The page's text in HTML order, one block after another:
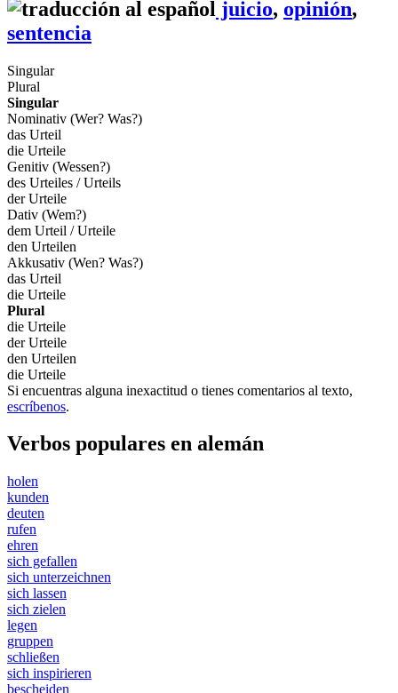
juicio, opinión,
sentencia
Singular
Plural
Singular
Nominativ (Wer? Was?)
das Urteil
die Urteile
Genitiv (Wessen?)
des Urteiles / Urteils
der Urteile
Dativ (Wem?)
dem Urteil / Urteile
den Urteilen
Akkusativ (Wen? Was?)
das Urteil
die Urteile
Plural
die Urteile
der Urteile
den Urteilen
die Urteile
Si encuentras alguna inexactitud o tienes comentarios al texto,
escríbenos.
Verbos populares en alemán
holen
kunden
deuten
rufen
ehren
sich gefallen
sich unterzeichnen
sich lassen
sich zielen
legen
gruppen
schließen
sich inspirieren
bescheiden